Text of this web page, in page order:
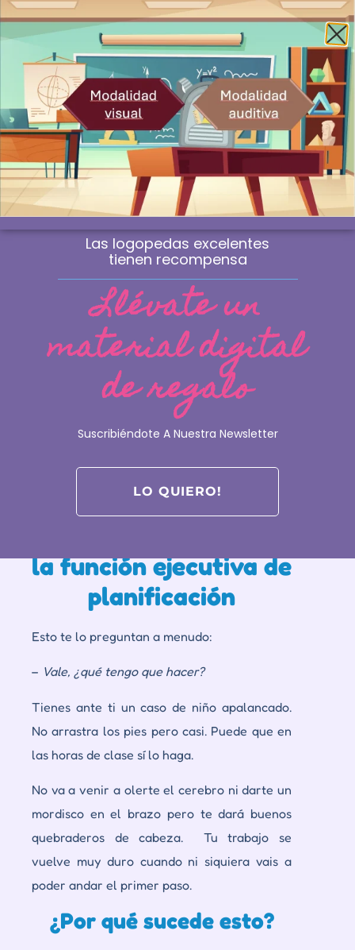
Envío gratis a la península a partir de 60€
¿Profesional? Compra sin IVA
WhatsApp
0
Los niños zombie. La clave para
activar la función ejecutiva de
planificación
La clave para activar
la función ejecutiva de
planificación
Esto te lo preguntan a menudo:
– Vale, ¿qué tengo que hacer?
Tienes ante ti un caso de niño apalancado.
No arrastra los pies pero casi. Puede que en
las horas de clase sí lo haga.
No va a venir a olerte el cerebro ni darte un
mordisco en el brazo pero te dará buenos
quebraderos de cabeza. Tu trabajo se
vuelve muy duro cuando ni siquiera vais a
poder andar el primer paso.
¿Por qué sucede esto?
Las logopedas excelentes
tienen recompensa
Llévate un
material digital
de regalo
Suscribiéndote A Nuestra Newsletter
LO QUIERO!